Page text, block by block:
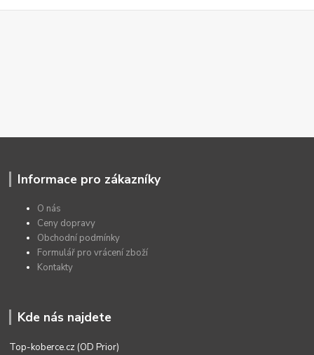
Informace pro zákazníky
O nás
Ceny dopravy
Obchodní podmínky
Formulář pro vrácení zboží
Kontakty
Kde nás najdete
Top-koberce.cz (OD Prior)